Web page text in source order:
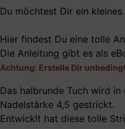
Du möchtest Dir ein kleines
Hier findest Du eine tolle
Die Anleitung gibt es als
Achtung: Erstelle Dir
Das halbrunde Tuch wird
Nadelstärke 4,5 gestrickt.
Entwicklt hat diese tolle